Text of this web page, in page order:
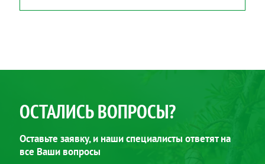
ОСТАЛИСЬ ВОПРОСЫ?
Оставьте заявку, и наши специалисты ответят на
все Ваши вопросы